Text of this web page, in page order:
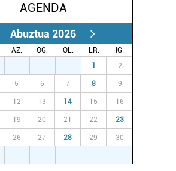
AGENDA
Abuztua 2026
AZ. OG. OL. LR.
IG.
1 2
5 6 7 8 9
12 13 14 15 16
19 20 21 22 23
26 27 28 29 30